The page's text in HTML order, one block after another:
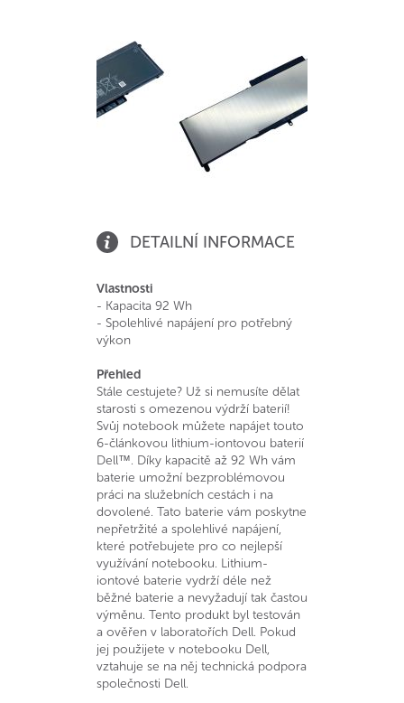
DETAILNÍ INFORMACE
Vlastnosti
- Kapacita 92 Wh
- Spolehlivé napájení pro potřebný
výkon
Přehled
Stále cestujete? Už si nemusíte dělat
starosti s omezenou výdrží baterií!
Svůj notebook můžete napájet touto
6-článkovou lithium-iontovou baterií
Dell™. Díky kapacitě až 92 Wh vám
baterie umožní bezproblémovou
práci na služebních cestách i na
dovolené. Tato baterie vám poskytne
nepřetržité a spolehlivé napájení,
které potřebujete pro co nejlepší
využívání notebooku. Lithium-
iontové baterie vydrží déle než
běžné baterie a nevyžadují tak častou
výměnu. Tento produkt byl testován
a ověřen v laboratořích Dell. Pokud
jej použijete v notebooku Dell,
vztahuje se na něj technická podpora
společnosti Dell.